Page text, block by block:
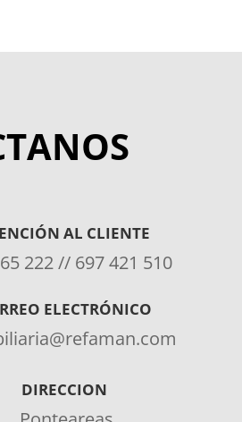
AL CLIENTE
222 // 697 421 510
ELECTRÓNICO
DIRECCION